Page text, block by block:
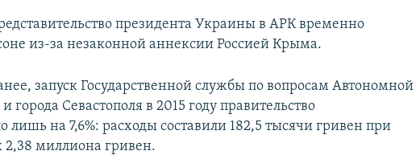
президента Украины в АРК временно
из-за незаконной аннексии Россией Крыма.
запуск Государственной службы по вопросам Автономной
города Севастополя в 2015 году правительство
лишь на 7,6%: расходы составили 182,5 тысячи гривен при
миллиона гривен.